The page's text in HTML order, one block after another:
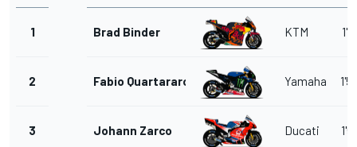
1 Brad Binder KTM
2 Fabio Quartararo Yamaha
3 Johann Zarco Ducati